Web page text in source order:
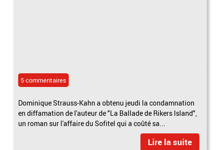
5 commentaires
Dominique Strauss-Kahn a obtenu jeudi la condamnation
en diffamation de l'auteur de "La Ballade de Rikers Island",
un roman sur l'affaire du Sofitel qui a coûté sa...
Lire la suite